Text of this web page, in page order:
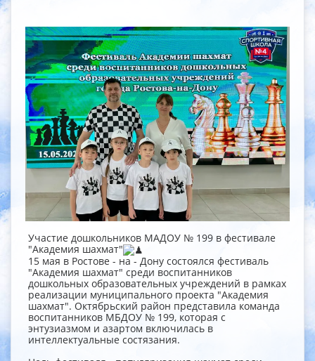
Участие дошкольников МАДОУ № 199 в фестивале
"Академия шахмат"
15 мая в Ростове - на - Дону состоялся фестиваль
"Академия шахмат" среди воспитанников
дошкольных образовательных учреждений в рамках
реализации муниципального проекта "Академия
шахмат". Октябрьский район представила команда
воспитанников МБДОУ № 199, которая с
энтузиазмом и азартом включилась в
интеллектуальные состязания.